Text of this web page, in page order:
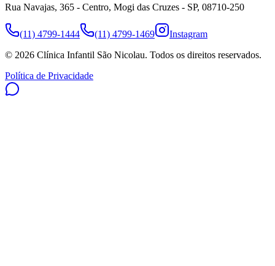
Rua Navajas, 365 - Centro, Mogi das Cruzes - SP, 08710-250
(11) 4799-1444 (11) 4799-1469
Instagram
© 2026 Clínica Infantil São Nicolau. Todos os direitos reservados.
Política de Privacidade